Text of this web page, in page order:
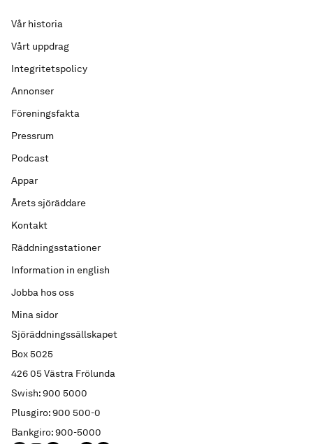
Sjöräddningssällskapet
Box 5025
426 05 Västra Frölunda
Swish: 900 5000
Plusgiro: 900 500-0
Bankgiro: 900-5000
Vår historia
Vårt uppdrag
Integritetspolicy
Annonser
Föreningsfakta
Pressrum
Podcast
Appar
Årets sjöräddare
Kontakt
Räddningsstationer
Information in english
Jobba hos oss
Mina sidor